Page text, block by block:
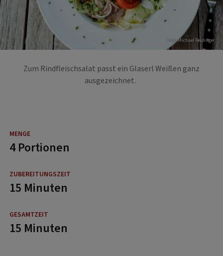
Foto: Michael Reidinger
Zum Rindfleischsalat passt ein Glaserl Weißen ganz
ausgezeichnet.
4 Portionen
15 Minuten
15 Minuten